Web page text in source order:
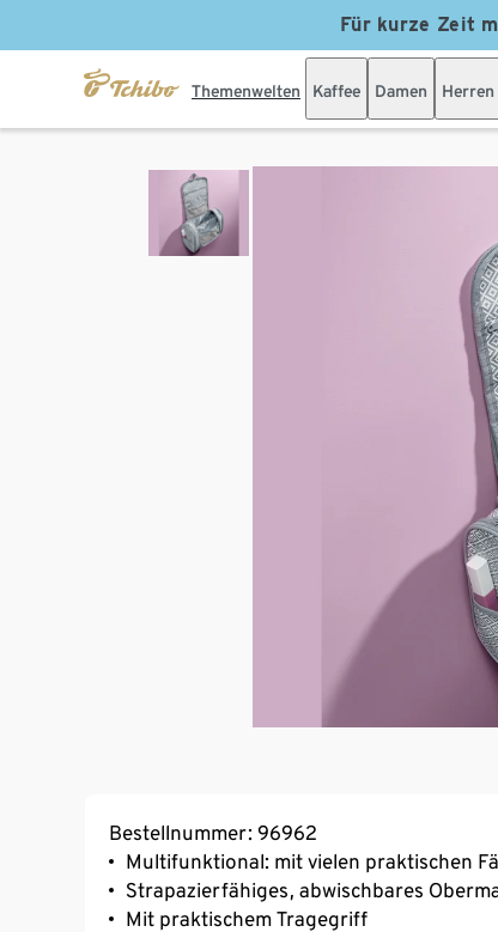
Für kurze Zeit
Themenwelten Kaffee Damen Herren
Bestellnummer: 96962
Multifunktional: mit vielen praktischen
Strapazierfähiges, abwischbares
Mit praktischem Tragegriff